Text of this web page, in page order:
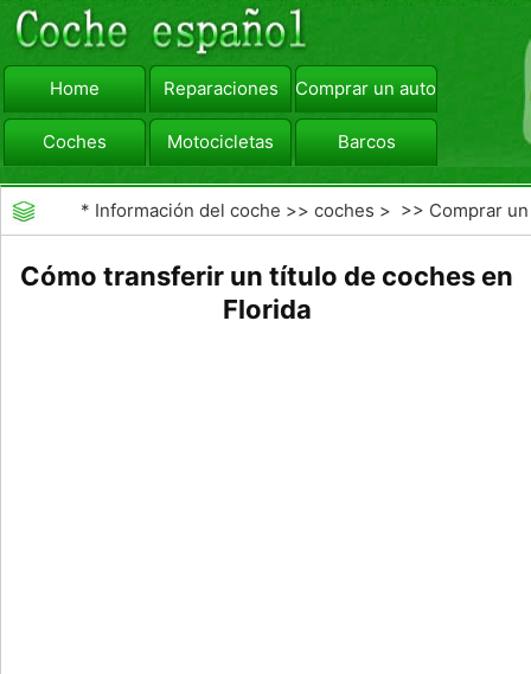
Home Reparaciones Comprar un automóvil
Coches Motocicletas Barcos
viajar Camiones
* Información del coche >>coches > >> Comprar un
Cómo transferir un título de coches en
Florida